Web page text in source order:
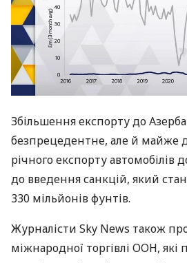
Збільшення експорту до
безпрецедентне, але й майже
річного експорту автомобілів
до введення санкцій, який
330 мільйонів фунтів.
Журналісти Sky News також
міжнародної торгівлі ООН, які